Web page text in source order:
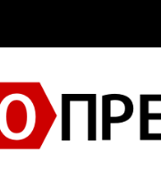
газеты